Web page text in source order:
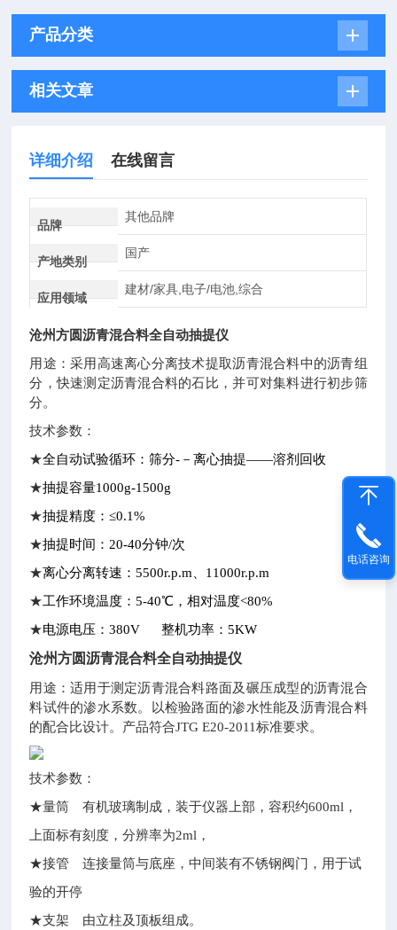
产品分类
相关文章
详细介绍 在线留言
品牌
其他品牌
产地类别
国产
应用领域
建材/家具,电子/电池,综合
沧州方圆沥青混合料全自动抽提仪
用途：采用高速离心分离技术提取沥青混合料中的沥青组
分，快速测定沥青混合料的石比，并可对集料进行初步筛
分。
技术参数：
★全自动试验循环：筛分-－离心抽提――溶剂回收
★抽提容量1000g-1500g
★抽提精度：≤0.1%
★抽提时间：20-40分钟/次
★离心分离转速：5500r.p.m、11000r.p.m
★工作环境温度：5-40℃，相对温度<80%
★电源电压：380V 整机功率：5KW
沧州方圆沥青混合料全自动抽提仪
用途：适用于测定沥青混合料路面及碾压成型的沥青混合
料试件的渗水系数。以检验路面的渗水性能及沥青混合料
的配合比设计。 产品符合JTG E20-2011标准要求。
技术参数：
★量筒 有机玻璃制成，装于仪器上部，容积约600ml，
上面标有刻度，分辨率为2ml，
★接管 连接量筒与底座，中间装有不锈钢阀门，用于试
验的开停
★支架 由立柱及顶板组成。
电话咨询